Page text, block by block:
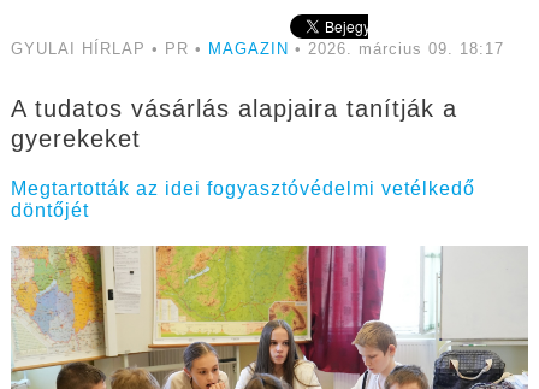
GYULAI HÍRLAP • PR • MAGAZIN • 2026. március 09. 18:17
A tudatos vásárlás alapjaira tanítják a
gyerekeket
Megtartották az idei fogyasztóvédelmi vetélkedő
döntőjét